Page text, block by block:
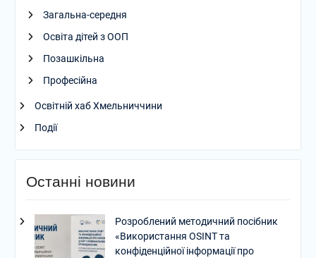
Загальна-середня
Освіта дітей з ООП
Позашкільна
Професійна
Освітній хаб Хмельниччини
Події
Останні новини
Розроблений методичний посібник
«Використання OSINT та
конфіденційної інформації про